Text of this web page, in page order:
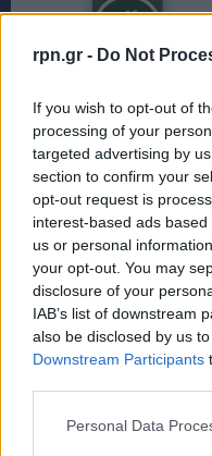
rpn.gr - Do Not
If you wish to opt-out of
processing of your
targeted advertising by
section to confirm your
opt-out request is
interest-based ads
us or personal
your opt-out. You may
disclosure of your
IAB’s list of downstream
also be disclosed by us
Downstream Participants
Personal Data